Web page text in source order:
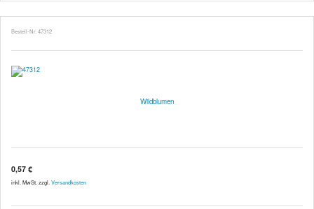
Bestell-Nr. 47312
Wildblumen
0,57 €
inkl. MwSt. zzgl. Versandkosten